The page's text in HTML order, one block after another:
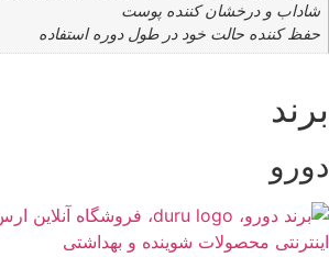
شاداب و درخشان کننده پوست
حفظ کننده حالت خود در طول دوره استفاده